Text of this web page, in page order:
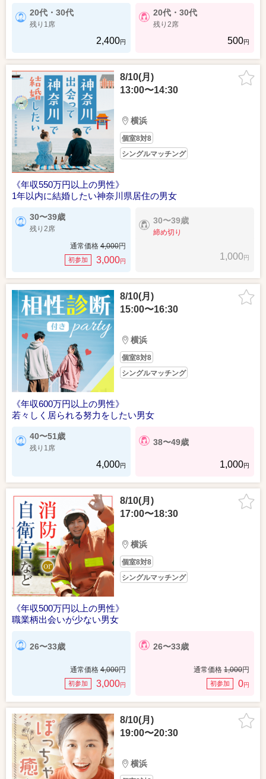
20代・30代
残り1席
2,400円
20代・30代
残り2席
500円
8/10(月)
13:00〜14:30
横浜
個室8対8
シングルマッチング
《年収550万円以上の男性》
1年以内に結婚したい神奈川県居住の男女
30〜39歳
残り2席
通常価格 4,000円
初参加 3,000円
30〜39歳
締め切り
1,000円
8/10(月)
15:00〜16:30
横浜
個室8対8
シングルマッチング
《年収600万円以上の男性》
若々しく居られる努力をしたい男女
40〜51歳
残り1席
4,000円
38〜49歳
1,000円
8/10(月)
17:00〜18:30
横浜
個室8対8
シングルマッチング
《年収500万円以上の男性》
職業柄出会いが少ない男女
26〜33歳
通常価格 4,000円
初参加 3,000円
26〜33歳
通常価格 1,000円
初参加 0円
8/10(月)
19:00〜20:30
横浜